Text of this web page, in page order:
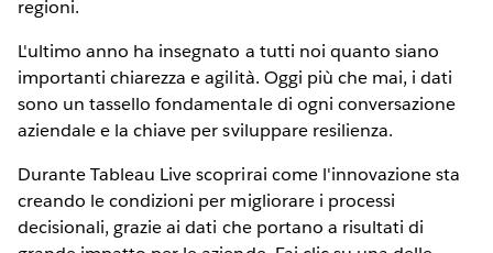
regioni.
L'ultimo anno ha insegnato a tutti noi quanto siano
importanti chiarezza e agilità. Oggi più che mai, i dati
sono un tassello fondamentale di ogni conversazione
aziendale e la chiave per sviluppare resilienza.
Durante Tableau Live scoprirai come l'innovazione sta
creando le condizioni per migliorare i processi
decisionali, grazie ai dati che portano a risultati di